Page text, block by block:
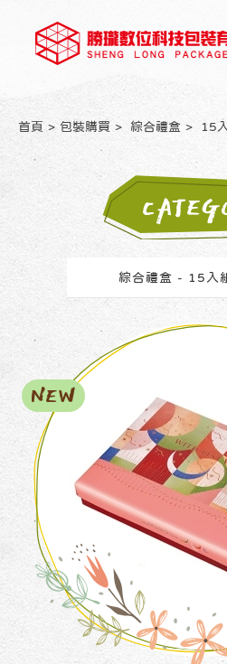
首頁 包裝購買 綜合禮盒 15
綜合禮盒 - 15入
NEW